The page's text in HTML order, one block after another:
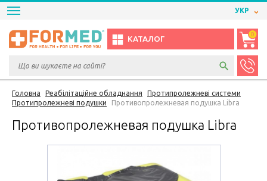
УКР
КАТАЛОГ
0
Головна Реабілітаційне обладнання
Протипролежневі системи
Протипролежневі подушки
Противопролежневая подушка Libra
Противопролежневая подушка Libra